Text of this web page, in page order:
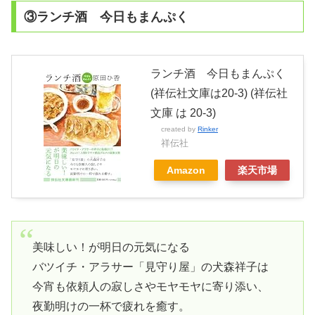
③ランチ酒 今日もまんぷく
ランチ酒 今日もまんぷく
(祥伝社文庫は20-3) (祥伝社
文庫 は 20-3)
created by Rinker
祥伝社
Amazon 楽天市場
美味しい！が明日の元気になる
バツイチ・アラサー「見守り屋」の犬森祥子は
今宵も依頼人の寂しさやモヤモヤに寄り添い、
夜勤明けの一杯で疲れを癒す。